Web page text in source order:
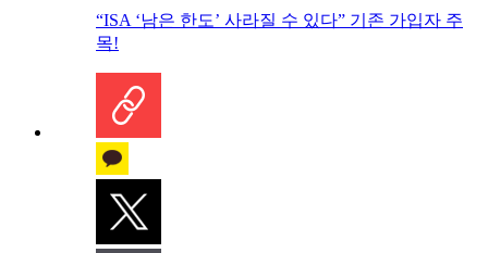
“ISA ‘남은 한도’ 사라질 수 있다” 기존 가입자 주
목!